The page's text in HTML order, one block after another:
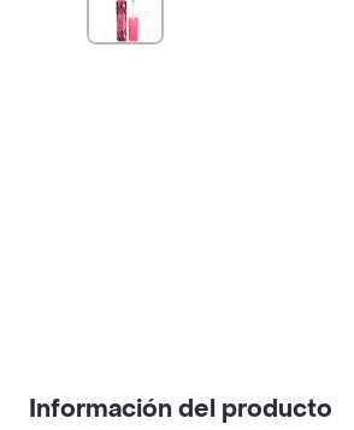
Información del producto